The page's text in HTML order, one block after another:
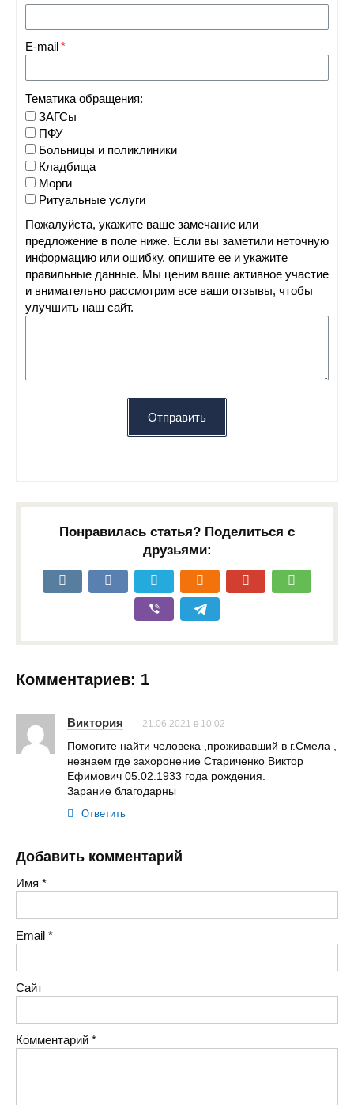
E-mail
Тематика обращения:
ЗАГСы
ПФУ
Больницы и поликлиники
Кладбища
Морги
Ритуальные услуги
Пожалуйста, укажите ваше замечание или
предложение в поле ниже. Если вы заметили неточную
информацию или ошибку, опишите ее и укажите
правильные данные. Мы ценим ваше активное участие
и внимательно рассмотрим все ваши отзывы, чтобы
улучшить наш сайт.
Отправить
Понравилась статья? Поделиться с
друзьями:
Комментариев: 1
Виктория 21.06.2021 в 10:02
Помогите найти человека ,проживавший в г.Смела ,
незнаем где захоронение Стариченко Виктор
Ефимович 05.02.1933 года рождения.
Зарание благодарны
Ответить
Добавить комментарий
Имя *
Email *
Сайт
Комментарий *